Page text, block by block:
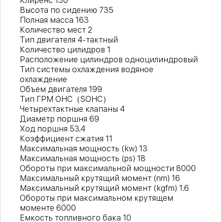
Высота по сидению 735
Полная масса 163
Количество мест 2
Тип двигателя 4-тактный
Количество цилидров 1
Расположение цилиндров одноцилиндровый
Тип системы охлаждения водяное
охлаждение
Объем двигателя 199
Тип ГРМ OHC（SOHC）
Четырехтактные клапаны 4
Диаметр поршня 69
Ход поршня 53.4
Коэффициент сжатия 11
Максимальная мощность (kw) 13
Максимальная мощность (ps) 18
Обороты при максимальной мощности 8000
Максимальный крутящий момент (nm) 16
Максимальный крутящий момент (kgfm) 1.6
Обороты при максимальном крутящем
моменте 6000
Емкость топливного бака 10